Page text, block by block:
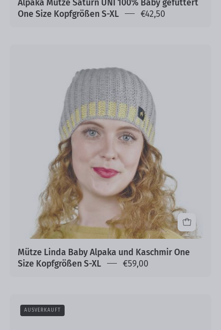
Alpaka Mütze Saturn UNI 100% Baby gefüttert
One Size Kopfgrößen S-XL
€42,50
Linda
Baby
Alpaka
und
Kaschmir
One
Size
Kopfgrößen
S-
XL
Mütze Linda Baby Alpaka und Kaschmir One
Size Kopfgrößen S-XL
€59,00
AUSVERKAUFT